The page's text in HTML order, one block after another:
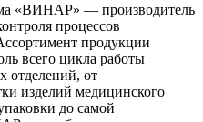
«ВИНАР» — производитель
процессов
продукции
всего цикла работы
отделений, от
изделий медицинского
до самой